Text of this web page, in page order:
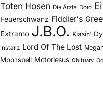
Toten Hosen Die Ärzte Doro
Feuerschwanz Fiddler's
Extremo J.B.O. Kissin'
Instanz Lord Of The Lost
Moonspell Motorjesus Obituary